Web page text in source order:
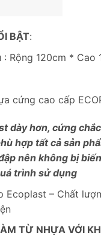
BẬT:
Rộng 120cm * Cao
cứng cao cấp
dày hơn, cứng
hợp tất cả sản
nên không bị
trình sử dụng
Ecoplast – Chất
TỪ NHỰA VỚI